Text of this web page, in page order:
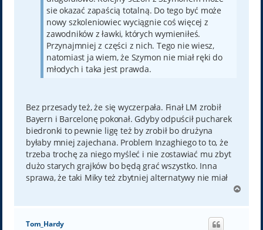
sie okazać zapaścią totalną. Do tego być może
nowy szkoleniowiec wyciągnie coś więcej z
zawodników z ławki, których wymieniłeś.
Przynajmniej z części z nich. Tego nie wiesz,
natomiast ja wiem, że Szymon nie miał ręki do
młodych i taka jest prawda.
Bez przesady też, że się wyczerpała. Finał LM zrobił
Bayern i Barcelonę pokonał. Gdyby odpuścił pucharek
biedronki to pewnie ligę też by zrobił bo drużyna
byłaby mniej zajechana. Problem Inzaghiego to to, że
trzeba trochę za niego myśleć i nie zostawiać mu zbyt
dużo starych grajków bo będą grać wszystko. Inna
sprawa, że taki Miky też zbytniej alternatywy nie miał
g
Tom_Hardy